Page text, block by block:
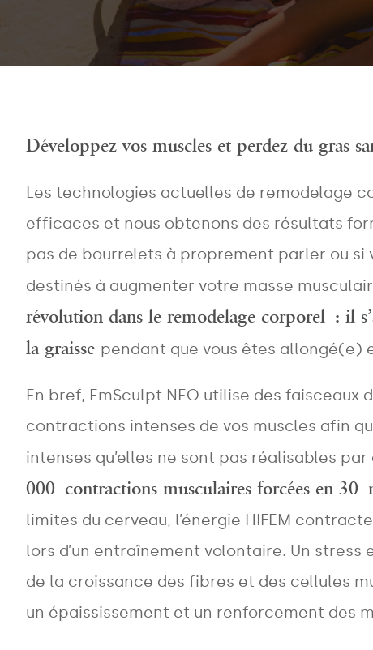
Développez vos muscles et perdez du gras
Les technologies actuelles de remodelage
efficaces et nous obtenons des résultats
pas de bourrelets à proprement parler ou si
destinés à augmenter votre masse
révolution dans le remodelage corporel : il
la graisse pendant que vous êtes allongé(e)
En bref, EmSculpt NEO utilise des faisceaux
contractions intenses de vos muscles afin
intenses qu’elles ne sont pas réalisables
000 contractions musculaires forcées en 30
limites du cerveau, l’énergie HIFEM
lors d’un entraînement volontaire. Un
de la croissance des fibres et des cellules
un épaississement et un renforcement des